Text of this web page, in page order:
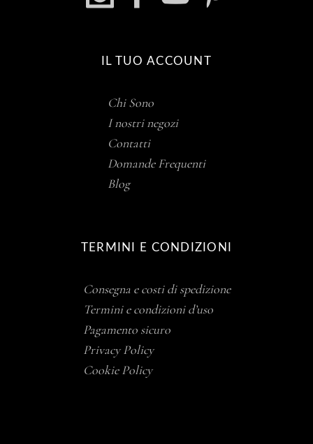
IL TUO ACCOUNT
Chi Sono
I nostri negozi
Contatti
Domande Frequenti
Blog
TERMINI E CONDIZIONI
Consegna e costi di spedizione
Termini e condizioni d’uso
Pagamento sicuro
Privacy Policy
Cookie Policy